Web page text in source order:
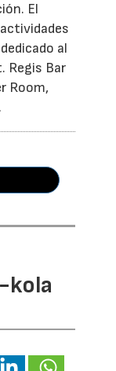
El
al
Regis Bar
Room,
kola